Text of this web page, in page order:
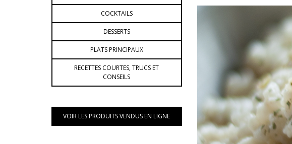
COCKTAILS
DESSERTS
PLATS PRINCIPAUX
RECETTES COURTES, TRUCS ET
CONSEILS
VOIR LES PRODUITS VENDUS EN LIGNE